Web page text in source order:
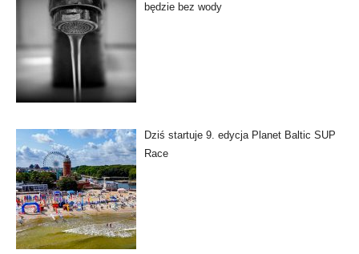
będzie bez wody
Dziś startuje 9. edycja Planet Baltic SUP
Race